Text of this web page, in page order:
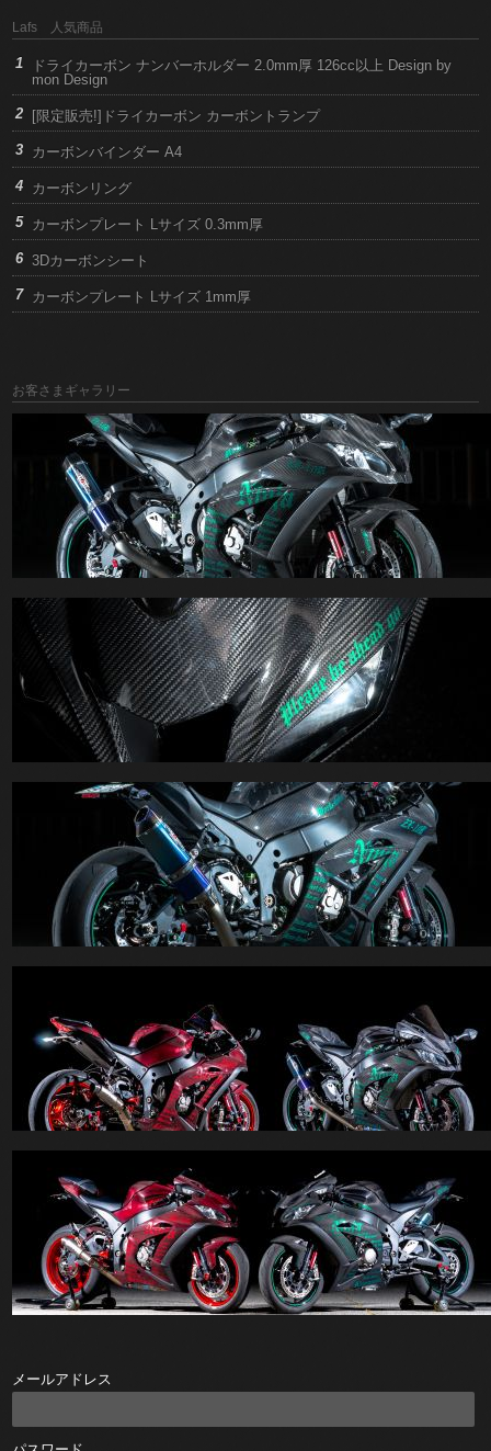
Lafs 人気商品
ドライカーボン ナンバーホルダー 2.0mm厚 126cc以上 Design by
mon Design
[限定販売!]ドライカーボン カーボントランプ
カーボンバインダー A4
カーボンリング
カーボンプレート Lサイズ 0.3mm厚
3Dカーボンシート
カーボンプレート Lサイズ 1mm厚
お客さまギャラリー
メールアドレス